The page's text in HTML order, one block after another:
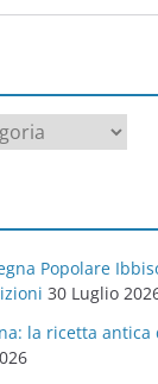
Popolare
30 Luglio
la ricetta